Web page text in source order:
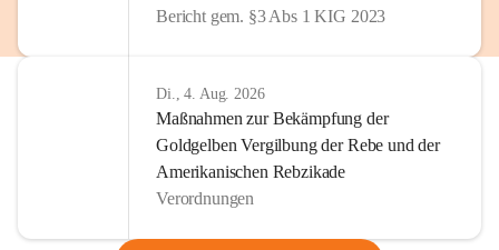
Bericht gem. §3 Abs 1 KIG 2023
Di., 4. Aug. 2026
Maßnahmen zur Bekämpfung der
Goldgelben Vergilbung der Rebe und der
Amerikanischen Rebzikade
Verordnungen